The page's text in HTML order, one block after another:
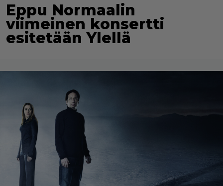
Eppu Normaalin
viimeinen konsertti
esitetään Ylellä